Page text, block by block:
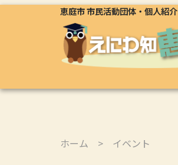
恵庭市 市民活動団体・個人紹介
ホーム > イベント